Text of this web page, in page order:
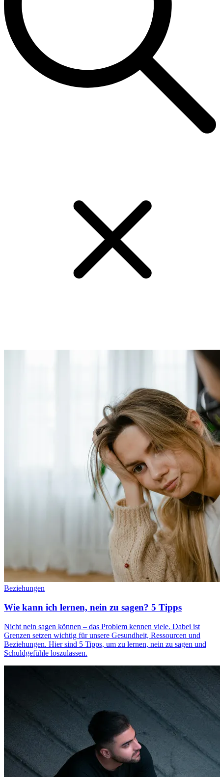
Beziehungen
Wie kann ich lernen, nein zu sagen? 5 Tipps
Nicht nein sagen können – das Problem kennen viele. Dabei ist
Grenzen setzen wichtig für unsere Gesundheit, Ressourcen und
Beziehungen. Hier sind 5 Tipps, um zu lernen, nein zu sagen und
Schuldgefühle loszulassen.